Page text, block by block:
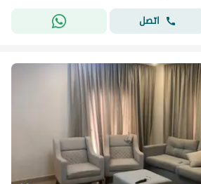
اتصل